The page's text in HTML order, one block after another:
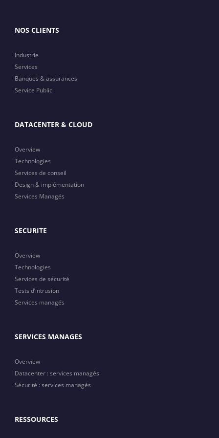
NOS CLIENTS
Industrie
Services
Banques & assurances
Service Public
DATACENTER & CLOUD
Overview
Technologies
Services de conseil
Design & implémentation
Services Managés
SECURITE
Overview
Technologies
Services de sécurité
Tests d’intrusion
Services managés
SERVICES MANAGES
Overview
Datacenter : services managés
Sécurité : services managés
RESSOURCES